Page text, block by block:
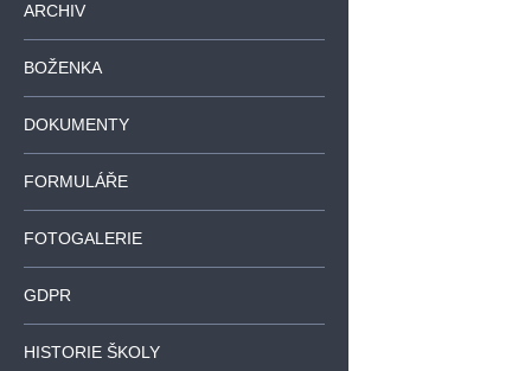
ARCHIV
BOŽENKA
DOKUMENTY
FORMULÁŘE
FOTOGALERIE
GDPR
HISTORIE ŠKOLY